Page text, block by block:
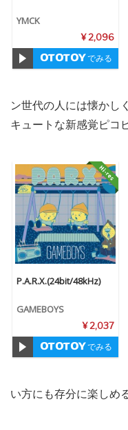
YMCK
¥ 2,096
でみる
ン世代の人には懐かし
キュートな新感覚ピコ
P.A.R.X.(24bit/48kHz)
GAMEBOYS
¥ 2,037
でみる
い方にも存分に楽しめ